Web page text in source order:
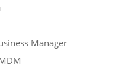
Manager